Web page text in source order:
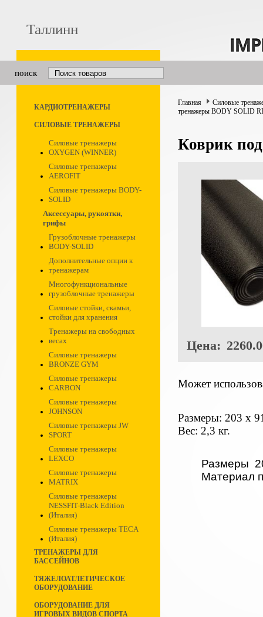
Таллинн
поиск
КАРДИОТРЕНАЖЕРЫ
СИЛОВЫЕ ТРЕНАЖЕРЫ
Силовые тренажеры
OXYGEN (WINNER)
Силовые тренажеры
AEROFIT
Силовые тренажеры BODY-
SOLID
Аксессуары, рукоятки,
грифы
Грузоблочные тренажеры
BODY-SOLID
Дополнительные опции к
тренажерам
Многофункциональные
грузоблочные тренажеры
Силовые стойки, скамьи,
стойки для хранения
Тренажеры на свободных
весах
Силовые тренажеры
BRONZE GYM
Силовые тренажеры
CARBON
Силовые тренажеры
JOHNSON
Силовые тренажеры JW
SPORT
Силовые тренажеры
LEXCO
Силовые тренажеры
MATRIX
Силовые тренажеры
NESSFIT-Black Edition
(Италия)
Силовые тренажеры TECA
(Италия)
ТРЕНАЖЕРЫ ДЛЯ
БАССЕЙНОВ
ТЯЖЕЛОАТЛЕТИЧЕСКОЕ
ОБОРУДОВАНИЕ
ОБОРУДОВАНИЕ ДЛЯ
ИГРОВЫХ ВИДОВ СПОРТА
Главная
Силовые
тренажеры BODY SOLID
Коврик
Цена:
Может
Размеры: 203 х
Вес: 2,3 кг.
Размеры
Материал